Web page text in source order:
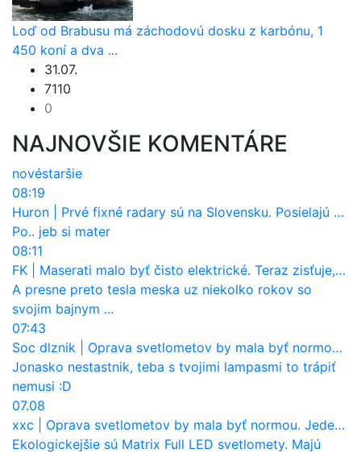
Loď od Brabusu má záchodovú dosku z karbónu, 1
450 koní a dva ...
31.07.
7110
0
NAJNOVŠIE KOMENTÁRE
novéstaršie
08:19
Huron
Prvé fixné radary sú na Slovensku. Posielajú už pokuty? Ukáže ich Waze?
Po.. jeb si mater
08:11
FK
Maserati malo byť čisto elektrické. Teraz zisťuje, že potrebuje nový osemvalcový motor
A presne preto tesla meska uz niekolko rokov so
svojim bajnym ...
07:43
Soc dlznik
Oprava svetlometov by mala byť normou. Jeden nový dnes stojí priemerne 1251 eur!
Jonasko nestastnik, teba s tvojimi lampasmi to trápiť
nemusi :D
07.08
xxc
Oprava svetlometov by mala byť normou. Jeden nový dnes stojí priemerne 1251 eur!
Ekologickejšie sú Matrix Full LED svetlomety. Majú